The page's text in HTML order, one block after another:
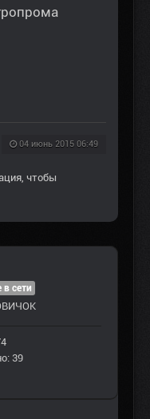
04 июнь 2015 06:49
, чтобы
в сети
39